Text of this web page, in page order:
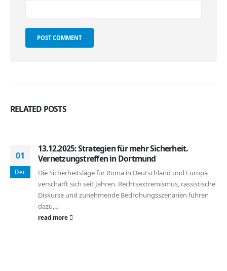
RELATED POSTS
01
Dec
13.12.2025: Strategien für mehr Sicherheit.
Vernetzungstreffen in Dortmund
Die Sicherheitslage für Roma in Deutschland und Europa
verschärft sich seit Jahren. Rechtsextremismus, rassistische
Diskurse und zunehmende Bedrohungsszenarien führen
dazu,...
read more